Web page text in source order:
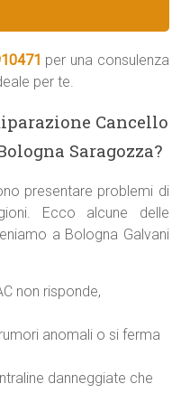
per una consulenza
per te.
Cancello
Saragozza?
presentare problemi di
Ecco alcune delle
a Bologna Galvani
non risponde,
anomali o si ferma
danneggiate che